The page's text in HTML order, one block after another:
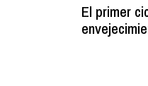
El primer